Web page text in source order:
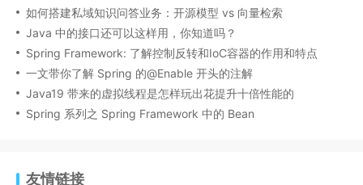
如何搭建私域知识问答业务：开源模型 vs 向量检索
Java 中的接口还可以这样用，你知道吗？
Spring Framework: 了解控制反转和IoC容器的作用和特点
一文带你了解 Spring 的@Enable 开头的注解
Java19 带来的虚拟线程是怎样玩出花提升十倍性能的
Spring 系列之 Spring Framework 中的 Bean
友情链接